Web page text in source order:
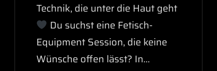
Technik, die unter die Haut geht
Du suchst eine Fetisch-
Equipment Session, die keine
Wünsche offen lässt? In…